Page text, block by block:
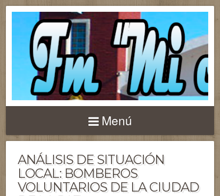
Menú
ANÁLISIS DE SITUACIÓN
LOCAL: BOMBEROS
VOLUNTARIOS DE LA CIUDAD